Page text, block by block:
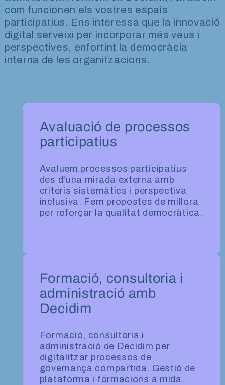
com funcionen els vostres espais
participatius. Ens interessa que la innovació
digital serveixi per incorporar més veus i
perspectives, enfortint la democràcia
interna de les organitzacions.
Avaluació de processos
participatius
Avaluem processos participatius
des d'una mirada externa amb
criteris sistemàtics i perspectiva
inclusiva. Fem propostes de millora
per reforçar la qualitat democràtica.
Formació, consultoria i
administració amb
Decidim
Formació, consultoria i
administració de Decidim per
digitalitzar processos de
governança compartida. Gestió de
plataforma i formacions a mida.